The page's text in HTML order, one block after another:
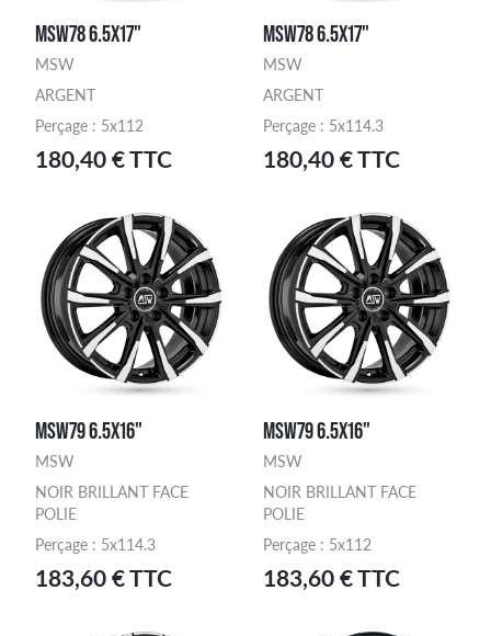
MSW78 6.5X17"
MSW
ARGENT
Perçage : 5x112
180,40 € TTC
MSW78 6.5X17"
MSW
ARGENT
Perçage : 5x114.3
180,40 € TTC
MSW79 6.5X16"
MSW
NOIR BRILLANT FACE
POLIE
Perçage : 5x114.3
183,60 € TTC
MSW79 6.5X16"
MSW
NOIR BRILLANT FACE
POLIE
Perçage : 5x112
183,60 € TTC